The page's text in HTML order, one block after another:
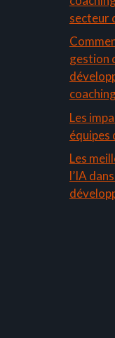
secteur
gestion
Les
équipes
Les
l’IA